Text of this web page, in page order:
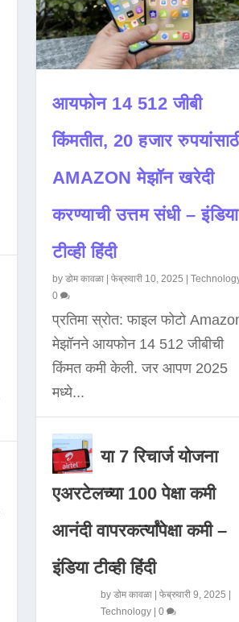
आयफोन 14 512 जीबी
किंमतीत, 20 हजार
AMAZON मेझॉन खरेदी
करण्याची उत्तम संधी – इंडिया
टीव्ही हिंदी
by डोम कावळा| फेब्रुवारी 10, 2025
0
प्रतिमा स्रोत: फाइल फोटो
मेझॉनने आयफोन 14 512 जीबीची
किंमत कमी केली. जर आपण 2025
मध्ये...
या 7 रिचार्ज योजना
एअरटेलच्या 100 पेक्षा कमी
आनंदी वापरकर्त्यांपेक्षा कमी –
इंडिया टीव्ही हिंदी
by डोम कावळा| फेब्रुवारी 9, 2025
Technology| 0